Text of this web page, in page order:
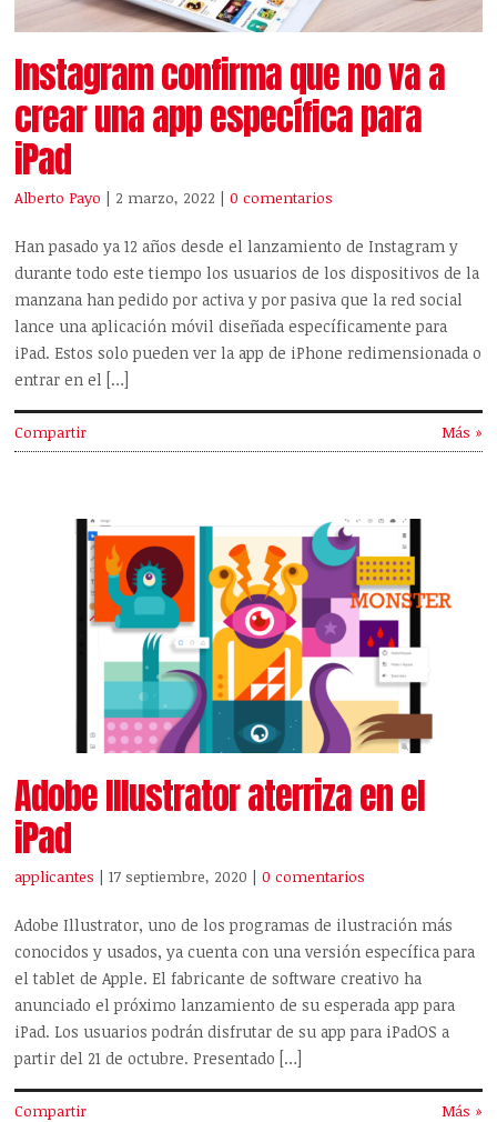
Instagram confirma que no va a
crear una app específica para
iPad
Alberto Payo | 2 marzo, 2022 |0 comentarios
Han pasado ya 12 años desde el lanzamiento de Instagram y
durante todo este tiempo los usuarios de los dispositivos de la
manzana han pedido por activa y por pasiva que la red social
lance una aplicación móvil diseñada específicamente para
iPad. Estos solo pueden ver la app de iPhone redimensionada o
entrar en el […]
Compartir Más »
Adobe Illustrator aterriza en el
iPad
applicantes | 17 septiembre, 2020 |0 comentarios
Adobe Illustrator, uno de los programas de ilustración más
conocidos y usados, ya cuenta con una versión específica para
el tablet de Apple. El fabricante de software creativo ha
anunciado el próximo lanzamiento de su esperada app para
iPad. Los usuarios podrán disfrutar de su app para iPadOS a
partir del 21 de octubre. Presentado […]
Compartir Más »